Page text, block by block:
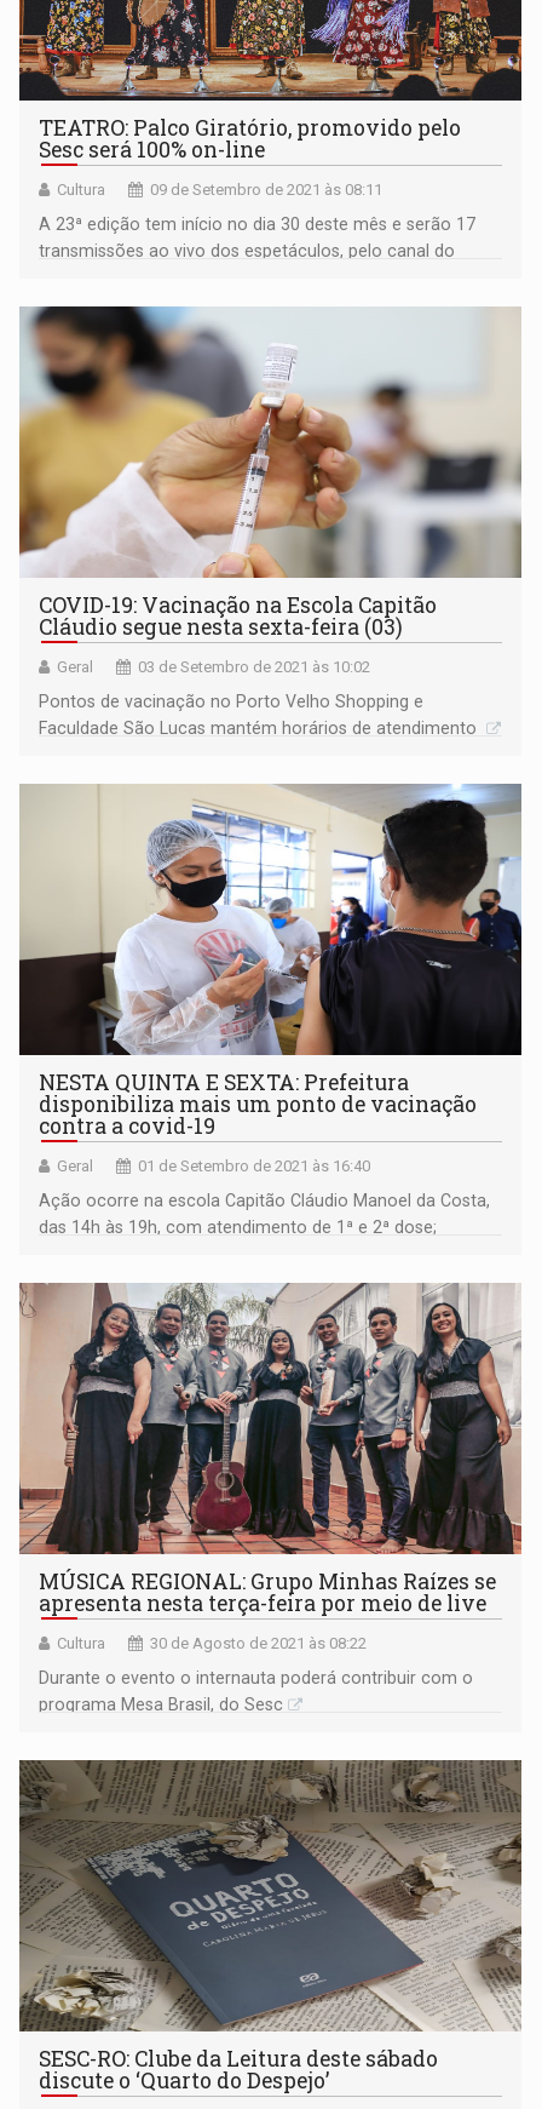
TEATRO: Palco Giratório, promovido pelo
Sesc será 100% on-line
Cultura 09 de Setembro de 2021 às 08:11
A 23ª edição tem início no dia 30 deste mês e serão 17
transmissões ao vivo dos espetáculos, pelo canal do
COVID-19: Vacinação na Escola Capitão
Cláudio segue nesta sexta-feira (03)
Geral 03 de Setembro de 2021 às 10:02
Pontos de vacinação no Porto Velho Shopping e
Faculdade São Lucas mantém horários de atendimento
NESTA QUINTA E SEXTA: Prefeitura
disponibiliza mais um ponto de vacinação
contra a covid-19
Geral 01 de Setembro de 2021 às 16:40
Ação ocorre na escola Capitão Cláudio Manoel da Costa,
das 14h às 19h, com atendimento de 1ª e 2ª dose;
São Lucas II
MÚSICA REGIONAL: Grupo Minhas Raízes se
apresenta nesta terça-feira por meio de live
Cultura 30 de Agosto de 2021 às 08:22
Durante o evento o internauta poderá contribuir com o
programa Mesa Brasil, do Sesc
SESC-RO: Clube da Leitura deste sábado
discute o ‘Quarto do Despejo’